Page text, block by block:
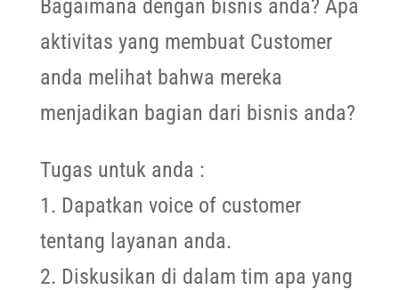
Bagaimana dengan bisnis anda? Apa
aktivitas yang membuat Customer
anda melihat bahwa mereka
menjadikan bagian dari bisnis anda?
Tugas untuk anda :
1. Dapatkan voice of customer
tentang layanan anda.
2. Diskusikan di dalam tim apa yang